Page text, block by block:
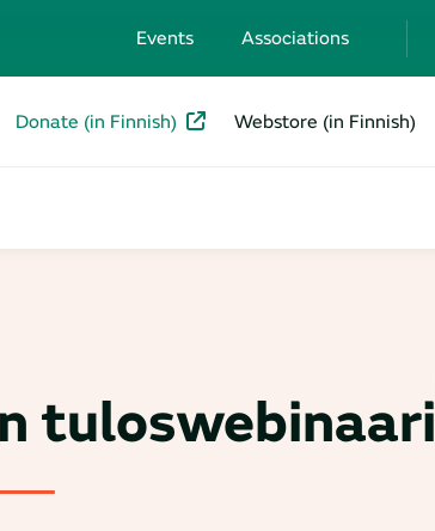
Events Associations
Donate (in Finnish) Webstore (in Finnish)
tuloswebinaari